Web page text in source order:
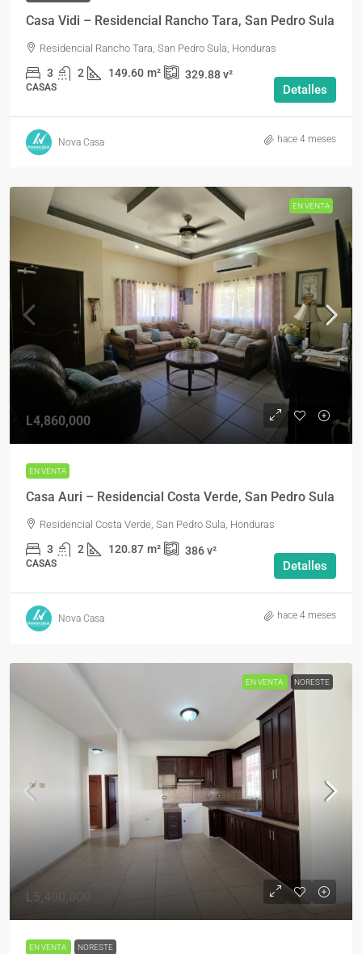
Casa Vidi – Residencial Rancho Tara, San Pedro Sula
Residencial Rancho Tara, San Pedro Sula, Honduras
3 2 149.60 m² 329.88v²
CASAS Detalles
Nova Casa hace 4 meses
EN VENTA
L4,860,000
EN VENTA
Casa Auri – Residencial Costa Verde, San Pedro Sula
Residencial Costa Verde, San Pedro Sula, Honduras
3 2 120.87 m² 386v²
CASAS Detalles
Nova Casa hace 4 meses
EN VENTA NORESTE
L5,400,000
EN VENTA NORESTE